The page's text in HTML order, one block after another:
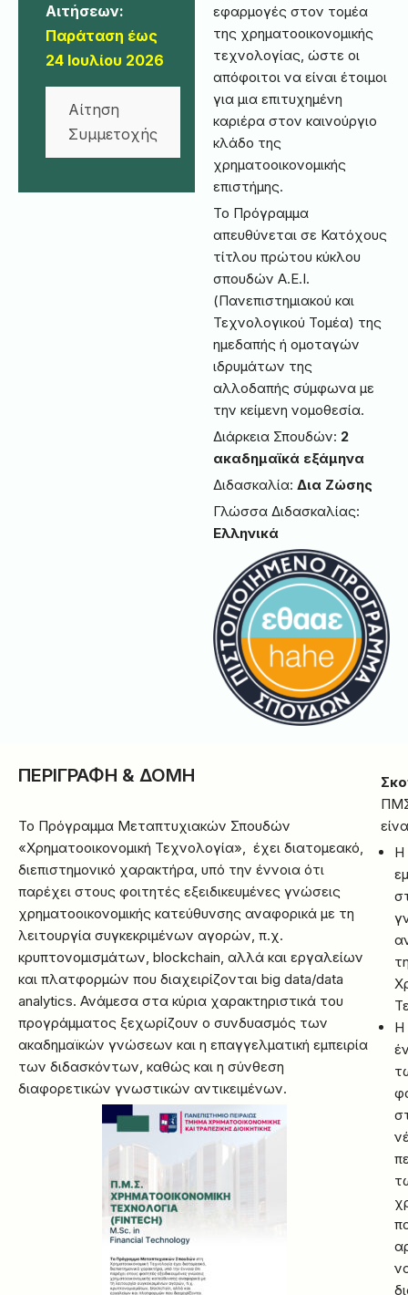
Αιτήσεων:
Παράταση έως
24 Ιουλίου 2026
Αίτηση
Συμμετοχής
εφαρμογές στον τομέα
της χρηματοοικονομικής
τεχνολογίας, ώστε οι
απόφοιτοι να είναι έτοιμοι
για μια επιτυχημένη
καριέρα στον καινούργιο
κλάδο της
χρηματοοικονομικής
επιστήμης.
Το Πρόγραμμα
απευθύνεται σε Κατόχους
τίτλου πρώτου κύκλου
σπουδών Α.Ε.Ι.
(Πανεπιστημιακού και
Τεχνολογικού Τομέα) της
ημεδαπής ή ομοταγών
ιδρυμάτων της
αλλοδαπής σύμφωνα με
την κείμενη νομοθεσία.
Διάρκεια Σπουδών: 2
ακαδημαϊκά εξάμηνα
Διδασκαλία: Δια Ζώσης
Γλώσσα Διδασκαλίας:
Ελληνικά
ΠΕΡΙΓΡΑΦΗ & ΔΟΜΗ
Το Πρόγραμμα Μεταπτυχιακών Σπουδών
«Χρηματοοικονομική Τεχνολογία», έχει διατομεακό,
διεπιστημονικό χαρακτήρα, υπό την έννοια ότι
παρέχει στους φοιτητές εξειδικευμένες γνώσεις
χρηματοοικονομικής κατεύθυνσης αναφορικά με τη
λειτουργία συγκεκριμένων αγορών, π.χ.
κρυπτονομισμάτων, blockchain, αλλά και εργαλείων
και πλατφορμών που διαχειρίζονται big data/data
analytics. Ανάμεσα στα κύρια χαρακτηριστικά του
προγράμματος ξεχωρίζουν ο συνδυασμός των
ακαδημαϊκών γνώσεων και η επαγγελματική εμπειρία
των διδασκόντων, καθώς και η σύνθεση
διαφορετικών γνωστικών αντικειμένων.
Η
Η